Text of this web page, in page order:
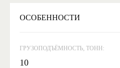
ОСОБЕННОСТИ
ГРУЗОПОДЪЁМНОСТЬ, ТОНН:
10